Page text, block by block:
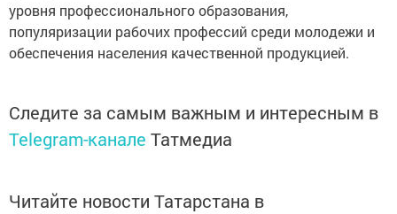
уровня профессионального образования,
популяризации рабочих профессий среди молодежи и
обеспечения населения качественной продукцией.
Следите за самым важным и интересным в
Telegram-канале Татмедиа
Читайте новости Татарстана в